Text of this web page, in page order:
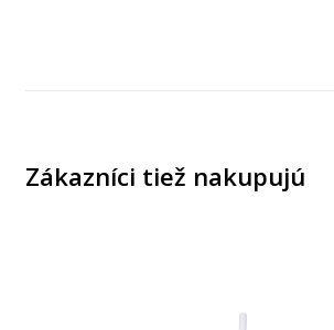
Zákazníci tiež nakupujú